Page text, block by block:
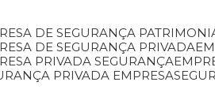
DE SEGURANÇA
DE SEGURANÇA PRIVADA
PRIVADA SEGURANÇA
PRIVADA EMPRESA